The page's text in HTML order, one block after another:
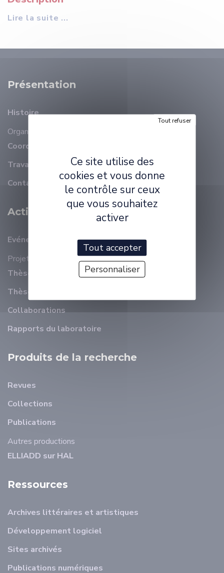
Lire la suite ...
Présentation
Histoire
Organisation
Coordonnées
Travailler à ELLIADD
Contact
Activité Scientifique
Evénements récents
Projets
Thèses en cours
Thèses soutenues
Collaborations
Rapports du laboratoire
Produits de la recherche
Revues
Collections
Publications
Autres productions
ELLIADD sur HAL
Ressources
Archives littéraires et artistiques
Développement logiciel
Sites archivés
Publications numériques
Ce site utilise des
cookies et vous donne
le contrôle sur ceux
que vous souhaitez
activer
Tout accepter
Tout refuser
Personnaliser